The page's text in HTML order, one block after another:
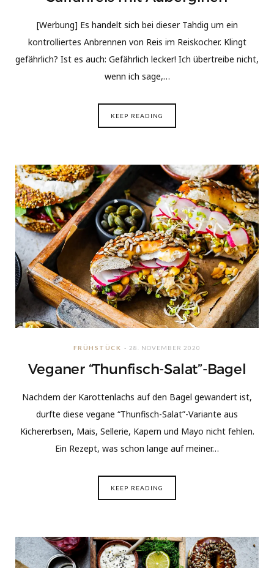
[Werbung] Es handelt sich bei dieser Tahdig um ein
kontrolliertes Anbrennen von Reis im Reiskocher. Klingt
gefährlich? Ist es auch: Gefährlich lecker! Ich übertreibe nicht,
wenn ich sage,…
KEEP READING
FRÜHSTÜCK 28. NOVEMBER 2020
Veganer “Thunfisch-Salat”-Bagel
Nachdem der Karottenlachs auf den Bagel gewandert ist,
durfte diese vegane “Thunfisch-Salat”-Variante aus
Kichererbsen, Mais, Sellerie, Kapern und Mayo nicht fehlen.
Ein Rezept, was schon lange auf meiner…
KEEP READING